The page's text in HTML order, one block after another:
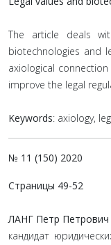
The article deals
biotechnologies and
axiological
improve the legal
Keywords: axiology,
№ 11 (150) 2020
Страницы 49-52
ЛАНГ Петр Петрович
кандидат